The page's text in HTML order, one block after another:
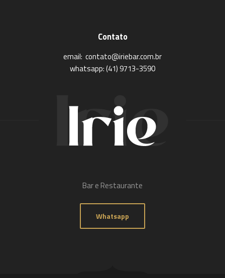
Contato
email: contato@iriebar.com.br
whatsapp: (41) 9713-3590
Bar e Restaurante
Whatsapp